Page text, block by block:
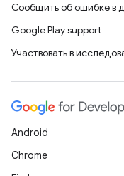
Сообщить об ошибке в
Google Play support
Участвовать в
Android
Chrome